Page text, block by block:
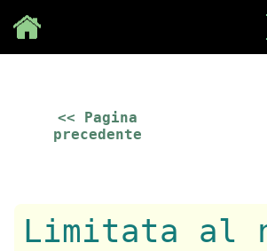
<< Pagina
precedente
Limitata al